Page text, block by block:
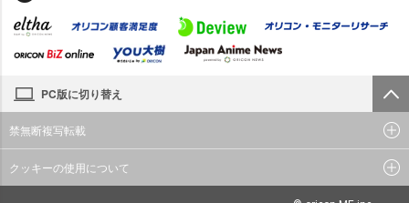
PC版に切り替え
禁無断複写転載
クッキーの使用について